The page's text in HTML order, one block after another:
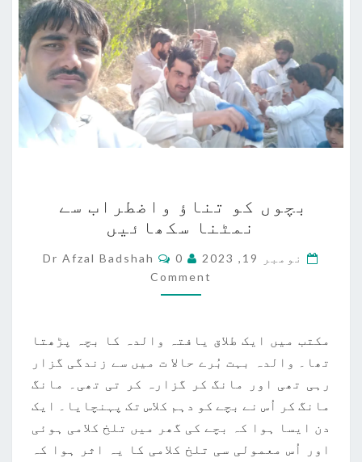
کو
تناؤ
واضطراب
سے
نمٹنا
بچوں کو تناؤ واضطراب سے
نمٹنا سکھائیں
نومبر 19, 2023 Dr Afzal Badshah
Comments 0
Comment
مکتب میں ایک طلاق یافتہ والدہ کا بچہ پڑھتا
تھا۔ والدہ بہت بُرے حالا ت میں سے زندگی گزار
رہی تھی اور مانگ کر گزارہ کر تی تھی۔ مانگ
مانگ کر اُس نے بچے کو دہم کلاس تک پہنچایا۔ ایک
دن ایسا ہوا کہ بچے کی گھر میں تلخ کلامی ہوئی
اور اُس معمولی سی تلخ کلامی کا یہ اثر ہوا کہ